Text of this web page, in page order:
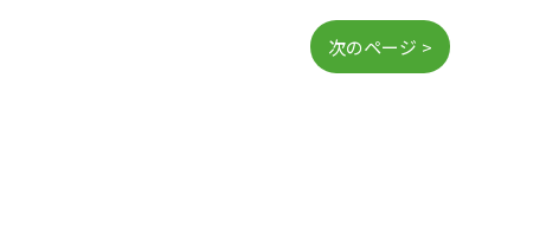
次のページ >